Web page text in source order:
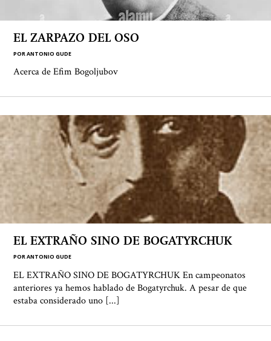
EL ZARPAZO DEL OSO
PORANTONIO GUDE
Acerca de Efim Bogoljubov
EL EXTRAÑO SINO DE BOGATYRCHUK
PORANTONIO GUDE
EL EXTRAÑO SINO DE BOGATYRCHUK En campeonatos
anteriores ya hemos hablado de Bogatyrchuk. A pesar de que
estaba considerado uno [...]